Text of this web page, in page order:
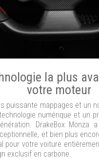
la plus
votre moteur
puissante mappages et un
numérique et un
DrakeBox
et bien plus
pour votre voiture
exclusif en carbone.